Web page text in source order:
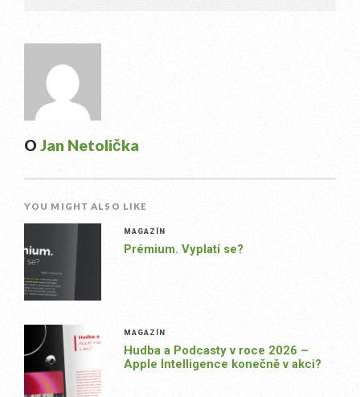
O Jan Netolička
YOU MIGHT ALSO LIKE
MAGAZÍN
Prémium. Vyplatí se?
MAGAZÍN
Hudba a Podcasty v roce 2026 –
Apple Intelligence konečně v akci?